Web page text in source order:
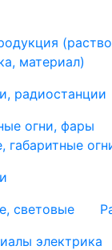
материал)
радиостанции
огни, фары
габаритные
световые
электрика